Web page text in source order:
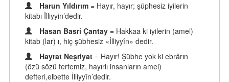
Harun Yıldırım = Hayır, hayır; şüphesiz iyilerin
kitabı İlliyyin’dedir.
Hasan Basri Çantay = Hakkaa ki iyilerin (amel)
kitab (lar) ı, hiç şübhesiz «İlliyyîn» dedir.
Hayrat Neşriyat = Hayır! Şübhe yok ki ebrârın
(özü sözü tertemiz, hayırlı insanların amel)
defteri,elbette İlliyyîn’dedir.